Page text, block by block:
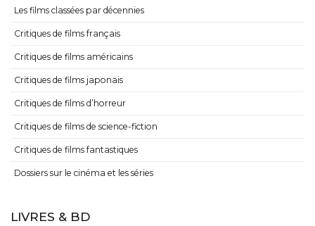
Les films classées par décennies
Critiques de films français
Critiques de films américains
Critiques de films japonais
Critiques de films d’horreur
Critiques de films de science-fiction
Critiques de films fantastiques
Dossiers sur le cinéma et les séries
LIVRES & BD